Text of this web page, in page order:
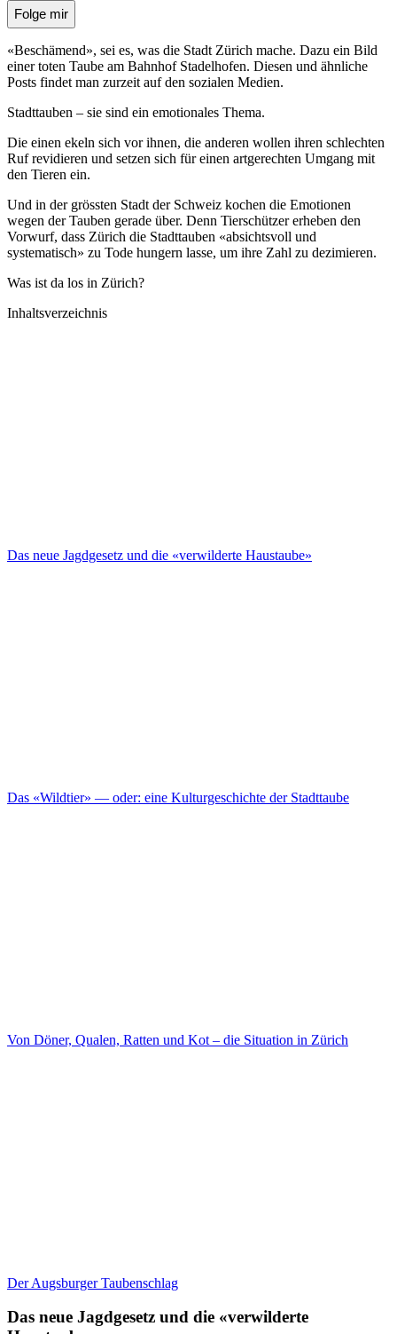
Folge mir
«Beschämend», sei es, was die Stadt Zürich mache. Dazu ein Bild
einer toten Taube am Bahnhof Stadelhofen. Diesen und ähnliche
Posts findet man zurzeit auf den sozialen Medien.
Stadttauben – sie sind ein emotionales Thema.
Die einen ekeln sich vor ihnen, die anderen wollen ihren schlechten
Ruf revidieren und setzen sich für einen artgerechten Umgang mit
den Tieren ein.
Und in der grössten Stadt der Schweiz kochen die Emotionen
wegen der Tauben gerade über. Denn Tierschützer erheben den
Vorwurf, dass Zürich die Stadttauben «absichtsvoll und
systematisch» zu Tode hungern lasse, um ihre Zahl zu dezimieren.
Was ist da los in Zürich?
Inhaltsverzeichnis
Das neue Jagdgesetz und die «verwilderte Haustaube»
Das «Wildtier» — oder: eine Kulturgeschichte der Stadttaube
Von Döner, Qualen, Ratten und Kot – die Situation in Zürich
Der Augsburger Taubenschlag
Das neue Jagdgesetz und die «verwilderte